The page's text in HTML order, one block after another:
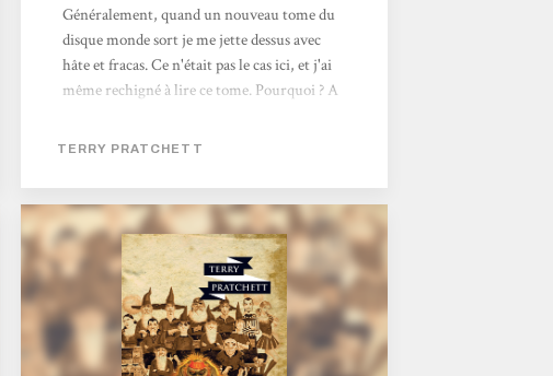
Généralement, quand un nouveau tome du
disque monde sort je me jette dessus avec
hâte et fracas. Ce n'était pas le cas ici, et j'ai
même rechigné à lire ce tome. Pourquoi ? A
qu'un tome parlant de football, même s'il
n'allait pas me plaire. Tss... Je mériterais des
baffes parfois. Hé bien, finalement j'avais
tort, comme souvent quand je juge sans
savoir. L'idée de base est simple, Cogite
Stitbon, mage devenu multitâche à
l'université de l'Invisible, à force d'avoir pris
tous les postes...
TERRY PRATCHETT